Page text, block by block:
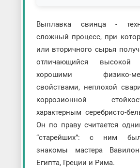
Выплавка свинца -
сложный процесс, при
или вторичного сырья
отличающийся высокой
хорошими физико-
свойствами, неплохой
коррозионной
характерным серебристо-
Он по праву считается
“старейших”: с ним
знакомы мастера
Египта, Греции и Рима.